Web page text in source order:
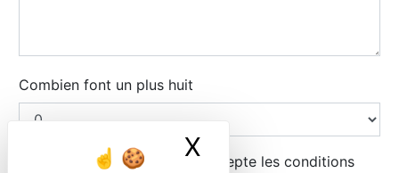
X Masquer le
Combien font un plus huit
En cochant cette case, j'accepte les conditions